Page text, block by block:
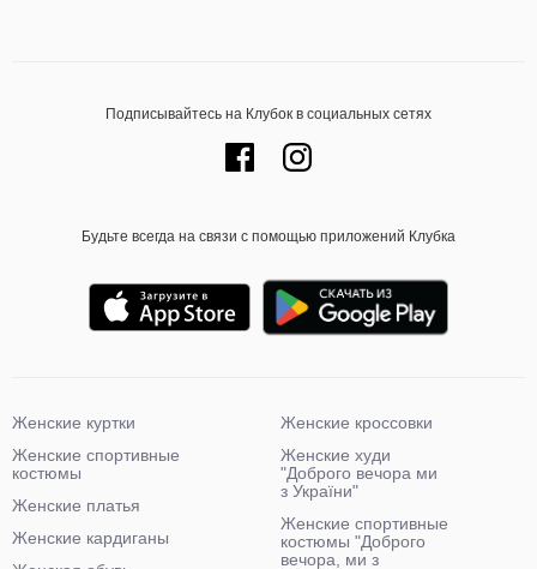
Подписывайтесь на Клубок в социальных сетях
Будьте всегда на связи с помощью приложений Клубка
Женские куртки
Женские спортивные
костюмы
Женские платья
Женские кардиганы
Женские кроссовки
Женские худи
"Доброго вечора ми
з України"
Женские спортивные
костюмы "Доброго
вечора, ми з